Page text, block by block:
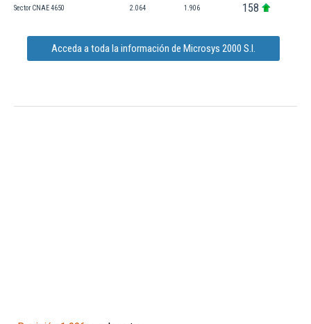
Sector CNAE 4650 2.064 1.906 158
Acceda a toda la información de Microsys 2000 S.l.